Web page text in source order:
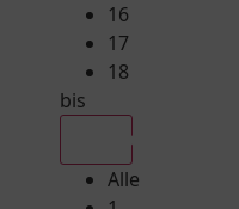
16
17
18
bis
Alle